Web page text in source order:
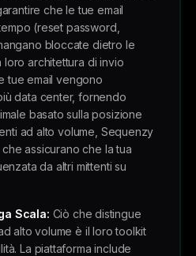
che le tue email
(reset password,
bloccate dietro le
loro architettura di invio
tue email vengono
data center, fornendo
basato sulla posizione
ad alto volume, Sequenzy
assicurano che la tua
da altri mittenti su
Scala: Ciò che distingue
alto volume è il loro toolkit
La piattaforma include